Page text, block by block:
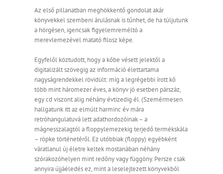
Az első pillanatban meghökkentő gondolat akár
könyvekkel szembeni árulásnak is tűnhet, de ha túljutunk
a hörgésen, igencsak figyelemreméltó a
merevlemezével matató filosz képe.
Egyfelől köztudott, hogy a kőbe vésett jelektől a
digitalizált szövegig az információ élettartama
nagyságrendekkel rövidült: míg a legrégebbi írott kő
több mint háromezer éves, a könyv jó esetben párszáz,
egy cd viszont alig néhány évtizedig él. (Szemérmesen
hallgatunk itt az elmúlt harminc év mára
retróhangulatuvá lett adathordozóinak – a
mágnesszalagtól a floppylemezekig terjedő termékskála
– röpke történetéről. Ez utóbbiak (floppy) egyébként
váratlanul új életre keltek mostanában néhány
szórakozóhelyen mint redőny vagy függöny. Persze csak
annyira újjáéledés ez, mint a leselejtezett könyvekből